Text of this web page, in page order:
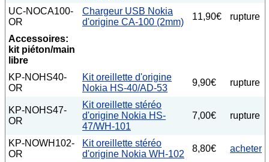
UC-NOCA100-
OR
Chargeur USB Nokia
d'origine CA-100 (2mm)
11,90€ rupture
Accessoires:
kit piéton/main
libre
KP-NOHS40-
OR
Kit oreillette d'origine
Nokia HS-40/AD-53
9,90€ rupture
KP-NOHS47-
OR
Kit oreillette stéréo
d'origine Nokia HS-
47/WH-101
7,00€ rupture
KP-NOWH102-
OR
Kit oreillette stéréo
d'origine Nokia WH-102
8,80€ acheter